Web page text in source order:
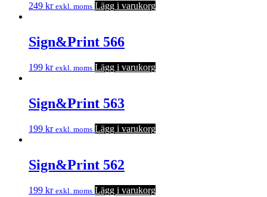
249 kr exkl. moms Lägg i varukorg
Sign&Print 566
199 kr exkl. moms Lägg i varukorg
Sign&Print 563
199 kr exkl. moms Lägg i varukorg
Sign&Print 562
199 kr exkl. moms Lägg i varukorg